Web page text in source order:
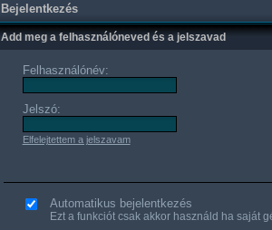
Bejelentkezés
Add meg a felhasználóneved és a jelszavad
Felhasználónév:
Jelszó:
Elfelejtettem a jelszavam
Automatikus bejelentkezés
Ezt a funkciót csak akkor használd ha saját